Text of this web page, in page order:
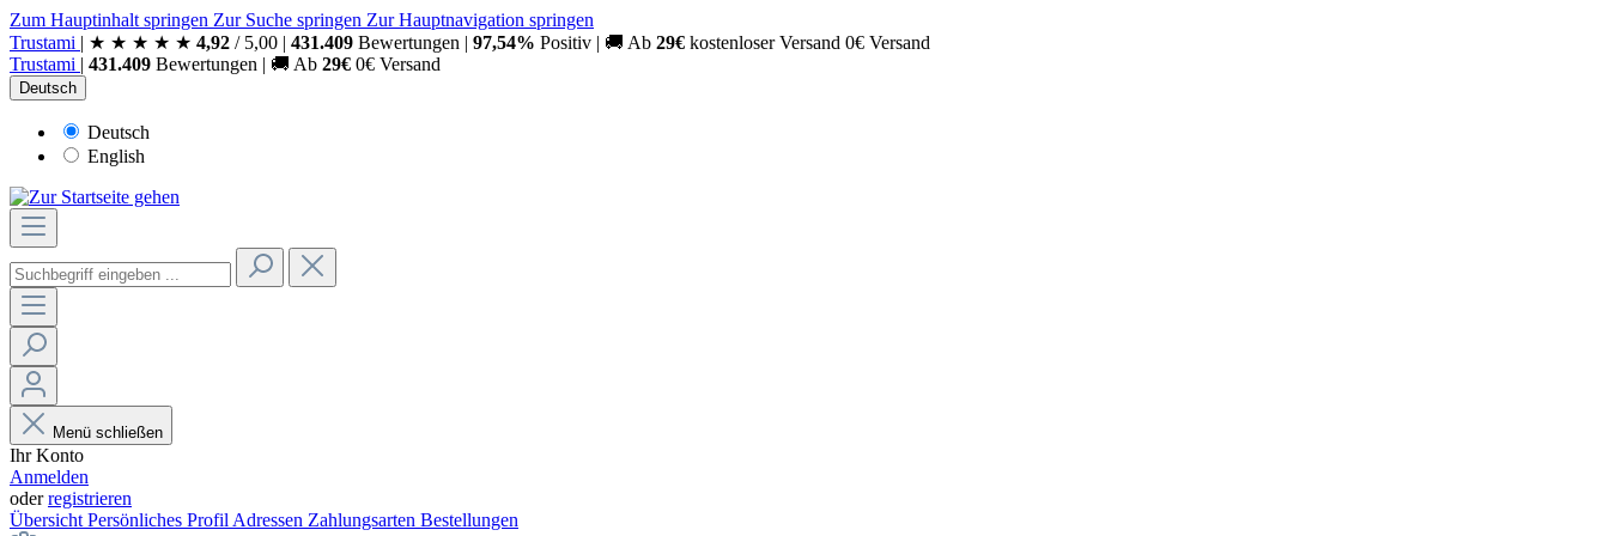
Zum Hauptinhalt springen Zur Suche springen Zur Hauptnavigation springen
Trustami | ★ ★ ★ ★ ★ 4,92 / 5,00 | 431.409 Bewertungen | 97,54% Positiv | 🚚 Ab 29€ kostenloser Versand 0€ Versand
Trustami | 431.409 Bewertungen | 🚚 Ab 29€ 0€ Versand
Deutsch
Deutsch
English
Menü schließen
Ihr Konto
Anmelden
oderregistrieren
Übersicht Persönliches Profil Adressen Zahlungsarten Bestellungen